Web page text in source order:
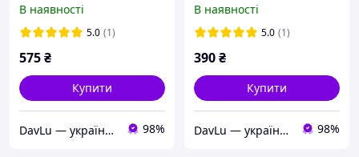
(довгий) (MSP-5)
В наявності
5.0 (1)
575₴
Купити
DavLu — українське швейне виробництво дитячого текстилю та аксесуарів 98%
синьому на овчині
В наявності
5.0 (1)
390₴
Купити
DavLu — українське швейне виробництво дитячого текстилю та аксесуарів 98%